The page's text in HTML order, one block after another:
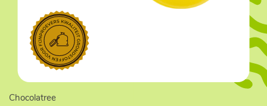
Chocolatree